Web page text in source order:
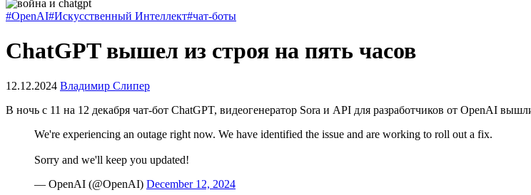
#OpenAI#Искусственный Интеллект#чат-боты
ChatGPT вышел из строя на пять часов
12.12.2024 Владимир Слипер
В ночь с 11 на 12 декабря чат-бот ChatGPT, видеогенератор Sora и API для разработчиков от OpenAI
We're experiencing an outage right now. We have identified the issue and are working to roll out a fix.
Sorry and we'll keep you updated!
— OpenAI (@OpenAI) December 12, 2024